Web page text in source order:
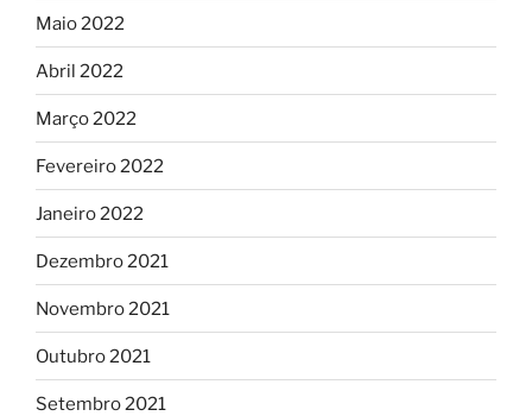
Maio 2022
Abril 2022
Março 2022
Fevereiro 2022
Janeiro 2022
Dezembro 2021
Novembro 2021
Outubro 2021
Setembro 2021